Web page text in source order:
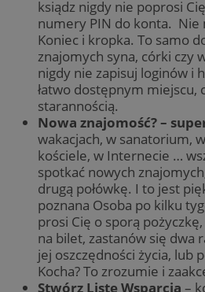
ksiądz nigdy nie poprosi
numery PIN do konta. Nie
Koniec i kropka. To samo
znajomych syna, córki czy
nigdy nie zapisuj loginów i
łatwo dostępnym miejscu,
starannością.
Nowa znajomość? –
wakacjach, w sanatorium,
kościele, w Internecie …
spotkać nowych
drugą połówkę. I to jest
poznana Osoba po kilku
prosi Cię o sporą pożyczkę,
na bilet, zastanów się dwa
jej oszczędności życia, lub
Kocha? To zrozumie i
Stwórz Listę Wsparcia –